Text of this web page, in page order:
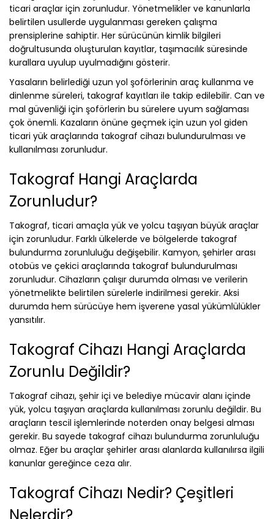
ticari araçlar için zorunludur. Yönetmelikler ve kanunlarla
belirtilen usullerde uygulanması gereken çalışma
prensiplerine sahiptir. Her sürücünün kimlik bilgileri
doğrultusunda oluşturulan kayıtlar, taşımacılık süresinde
kurallara uyulup uyulmadığını gösterir.
Yasaların belirlediği uzun yol şoförlerinin araç kullanma ve
dinlenme süreleri, takograf kayıtları ile takip edilebilir. Can ve
mal güvenliği için şoförlerin bu sürelere uyum sağlaması
çok önemli. Kazaların önüne geçmek için uzun yol giden
ticari yük araçlarında takograf cihazı bulundurulması ve
kullanılması zorunludur.
Takograf Hangi Araçlarda
Zorunludur?
Takograf, ticari amaçla yük ve yolcu taşıyan büyük araçlar
için zorunludur. Farklı ülkelerde ve bölgelerde takograf
bulundurma zorunluluğu değişebilir. Kamyon, şehirler arası
otobüs ve çekici araçlarında takograf bulundurulması
zorunludur. Cihazların çalışır durumda olması ve verilerin
yönetmelikte belirtilen sürelerle indirilmesi gerekir. Aksi
durumda hem sürücüye hem işverene yasal yükümlülükler
yansıtılır.
Takograf Cihazı Hangi Araçlarda
Zorunlu Değildir?
Takograf cihazı, şehir içi ve belediye mücavir alanı içinde
yük, yolcu taşıyan araçlarda kullanılması zorunlu değildir. Bu
araçların tescil işlemlerinde noterden onay belgesi alması
gerekir. Bu sayede takograf cihazı bulundurma zorunluluğu
olmaz. Eğer bu araçlar şehirler arası alanlarda kullanılırsa ilgili
kanunlar gereğince ceza alır.
Takograf Cihazı Nedir? Çeşitleri